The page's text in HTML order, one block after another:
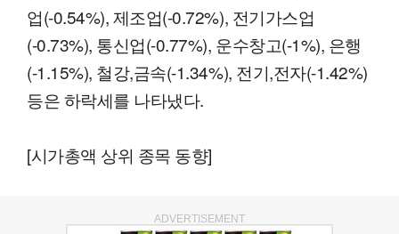
업(-0.54%), 제조업(-0.72%), 전기가스업
(-0.73%), 통신업(-0.77%), 운수창고(-1%), 은행
(-1.15%), 철강,금속(-1.34%), 전기,전자(-1.42%)
등은 하락세를 나타냈다.
[시가총액 상위 종목 동향]
ADVERTISEMENT